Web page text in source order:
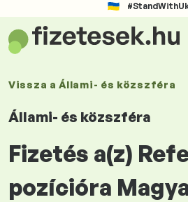
Vissza aÁllami- és közszféra
Állami- és közszféra
Fizetés a(z)
pozícióra